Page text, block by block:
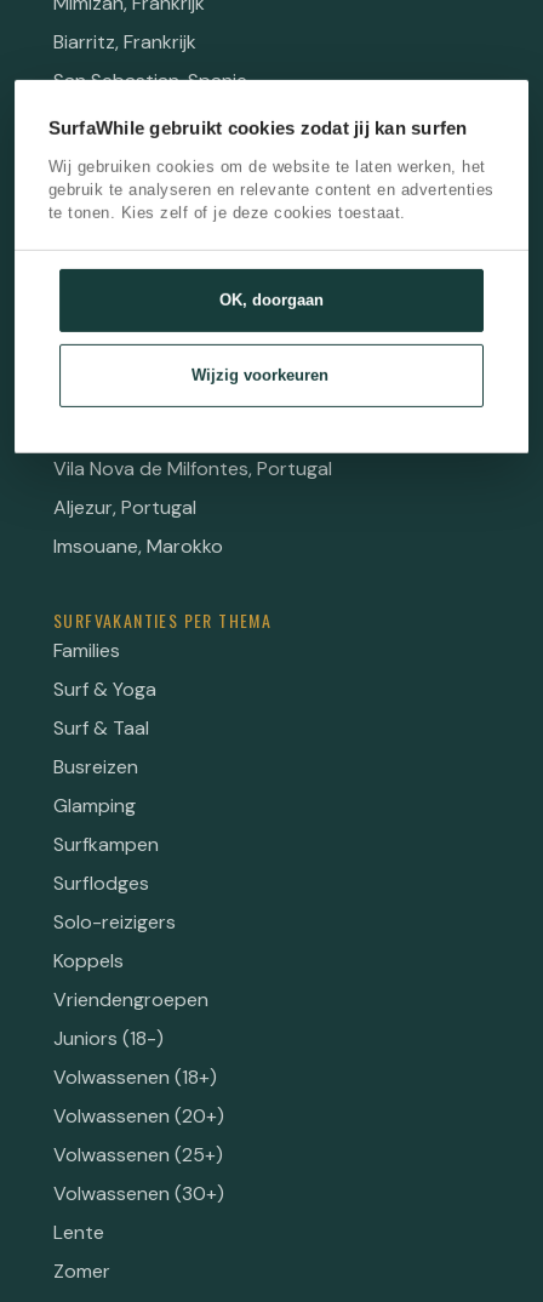
SurfaWhile gebruikt cookies zodat jij kan surfen
Wij gebruiken cookies om de website te laten werken, het
gebruik te analyseren en relevante content en advertenties
te tonen. Kies zelf of je deze cookies toestaat.
OK, doorgaan
Wijzig voorkeuren
Biarritz, Frankrijk
San Sebastian, Spanje
Zarautz, Spanje
Cantabrië, Spanje
Canarische Eilanden, Spanje
Fuerteventura, Spanje
Peniche, Portugal
Vila Nova de Milfontes, Portugal
Aljezur, Portugal
Imsouane, Marokko
SURFVAKANTIES PER THEMA
Families
Surf & Yoga
Surf & Taal
Busreizen
Glamping
Surfkampen
Surflodges
Solo-reizigers
Koppels
Vriendengroepen
Juniors (18-)
Volwassenen (18+)
Volwassenen (20+)
Volwassenen (25+)
Volwassenen (30+)
Lente
Zomer